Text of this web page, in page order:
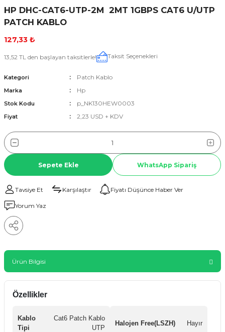
HP DHC-CAT6-UTP-2M 2MT 1GBPS CAT6 U/UTP
PATCH KABLO
127,33 ₺
13,52 TL den başlayan taksitlerle! Taksit Seçenekleri
Kategori Patch Kablo
Marka Hp
Stok Kodu p_NK130HEW0003
Fiyat 2,23 USD + KDV
Sepete Ekle WhatsApp Sipariş
Tavsiye Et Karşılaştır Fiyatı Düşünce Haber Ver
Yorum Yaz
Ürün Bilgisi
Özellikler
Kablo
Tipi
Cat6 Patch Kablo
UTP
Halojen Free(LSZH) Hayır